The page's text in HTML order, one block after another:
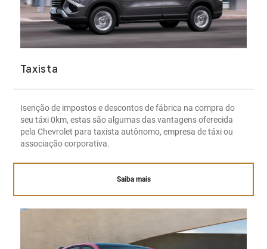
Taxista
Isenção de impostos e descontos de fábrica na compra do
seu táxi 0km, estas são algumas das vantagens oferecida
pela Chevrolet para taxista autônomo, empresa de táxi ou
associação corporativa.
Saiba mais